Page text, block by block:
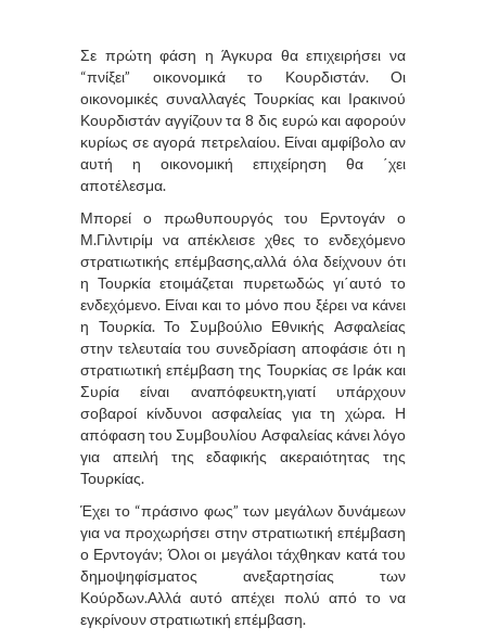
Σε πρώτη φάση η Άγκυρα θα επιχειρήσει να
“πνίξει” οικονομικά το Κουρδιστάν. Οι
οικονομικές συναλλαγές Τουρκίας και Ιρακινού
Κουρδιστάν αγγίζουν τα 8 δις ευρώ και αφορούν
κυρίως σε αγορά πετρελαίου. Είναι αμφίβολο αν
αυτή η οικονομική επιχείρηση θα ΄χει
αποτέλεσμα.
Μπορεί ο πρωθυπουργός του Ερντογάν ο
Μ.Γιλντιρίμ να απέκλεισε χθες το ενδεχόμενο
στρατιωτικής επέμβασης,αλλά όλα δείχνουν ότι
η Τουρκία ετοιμάζεται πυρετωδώς γι΄αυτό το
ενδεχόμενο. Είναι και το μόνο που ξέρει να κάνει
η Τουρκία. Το Συμβούλιο Εθνικής Ασφαλείας
στην τελευταία του συνεδρίαση αποφάσιε ότι η
στρατιωτική επέμβαση της Τουρκίας σε Ιράκ και
Συρία είναι αναπόφευκτη,γιατί υπάρχουν
σοβαροί κίνδυνοι ασφαλείας για τη χώρα. Η
απόφαση του Συμβουλίου Ασφαλείας κάνει λόγο
για απειλή της εδαφικής ακεραιότητας της
Τουρκίας.
Έχει το “πράσινο φως” των μεγάλων δυνάμεων
για να προχωρήσει στην στρατιωτική επέμβαση
ο Ερντογάν; Όλοι οι μεγάλοι τάχθηκαν κατά του
δημοψηφίσματος ανεξαρτησίας των
Κούρδων.Αλλά αυτό απέχει πολύ από το να
εγκρίνουν στρατιωτική επέμβαση.